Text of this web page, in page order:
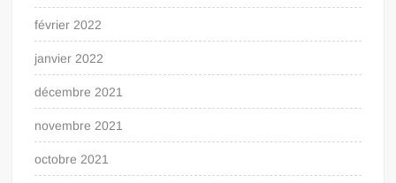
février 2022
janvier 2022
décembre 2021
novembre 2021
octobre 2021